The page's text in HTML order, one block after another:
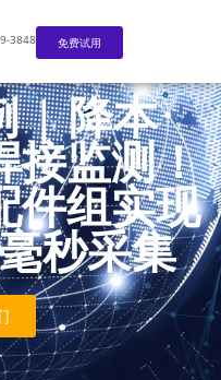
3848 免费试用
| 降本
接监测！
件组实现
秒采集